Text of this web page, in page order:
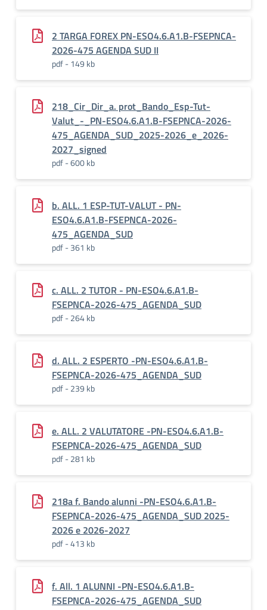
2 TARGA FOREX PN-ESO4.6.A1.B-FSEPNCA-
2026-475 AGENDA SUD II
pdf - 149 kb
218_Cir_Dir_a. prot_Bando_Esp-Tut-
Valut_-_PN-ESO4.6.A1.B-FSEPNCA-2026-
475_AGENDA_SUD_2025-2026_e_2026-
2027_signed
pdf - 600 kb
b. ALL. 1 ESP-TUT-VALUT - PN-
ESO4.6.A1.B-FSEPNCA-2026-
475_AGENDA_SUD
pdf - 361 kb
c. ALL. 2 TUTOR - PN-ESO4.6.A1.B-
FSEPNCA-2026-475_AGENDA_SUD
pdf - 264 kb
d. ALL. 2 ESPERTO -PN-ESO4.6.A1.B-
FSEPNCA-2026-475_AGENDA_SUD
pdf - 239 kb
e. ALL. 2 VALUTATORE -PN-ESO4.6.A1.B-
FSEPNCA-2026-475_AGENDA_SUD
pdf - 281 kb
218a f. Bando alunni -PN-ESO4.6.A1.B-
FSEPNCA-2026-475_AGENDA_SUD 2025-
2026 e 2026-2027
pdf - 413 kb
f. All. 1 ALUNNI -PN-ESO4.6.A1.B-
FSEPNCA-2026-475_AGENDA_SUD